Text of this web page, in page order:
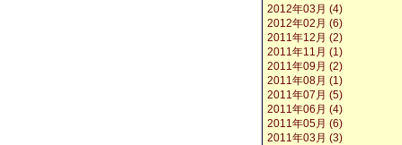
2012年03月 (4)
2012年02月 (6)
2011年12月 (2)
2011年11月 (1)
2011年09月 (2)
2011年08月 (1)
2011年07月 (5)
2011年06月 (4)
2011年05月 (6)
2011年03月 (3)